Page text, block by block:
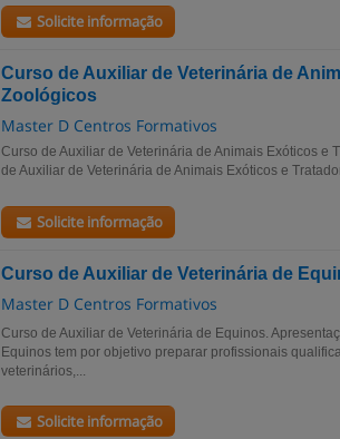
Solicite informação
Curso de Auxiliar de Veterinária de
Zoológicos
Master D Centros Formativos
Curso de Auxiliar de Veterinária de Animais Exóticos e
de Auxiliar de Veterinária de Animais Exóticos e
Solicite informação
Curso de Auxiliar de Veterinária de
Master D Centros Formativos
Curso de Auxiliar de Veterinária de Equinos.
Equinos tem por objetivo preparar profissionais
veterinários,...
Solicite informação